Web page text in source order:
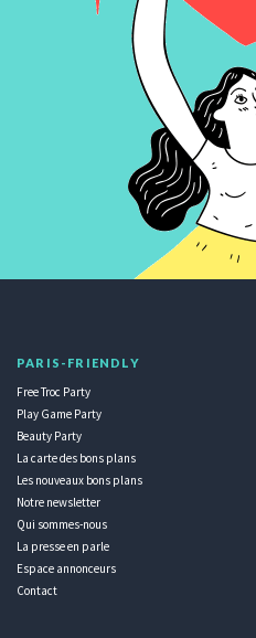
PARIS-FRIENDLY
Free Troc Party
Play Game Party
Beauty Party
La carte des bons plans
Les nouveaux bons plans
Notre newsletter
Qui sommes-nous
La presse en parle
Espace annonceurs
Contact